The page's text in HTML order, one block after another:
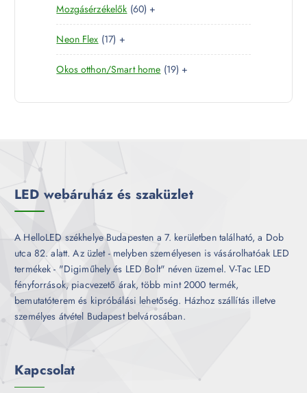
é
k
r
m
k
e
m
Mozgásérzékelők 606
0
e
r
é
+
Neon Flex 171
7
t
r
+
Okos otthon/Smart home 191
t
+
LED webáruház és szaküzlet
A HelloLED székhelye Budapesten a 7. kerületben található, a Dob
utca 82. alatt. Az üzlet - melyben személyesen is vásárolhatóak LED
termékek - "Digiműhely és LED Bolt" néven üzemel. V-Tac LED
fényforrások, piacvezető árak, több mint 2000 termék,
bemutatóterem és kipróbálási lehetőség. Házhoz szállítás illetve
személyes átvétel Budapest belvárosában.
Kapcsolat